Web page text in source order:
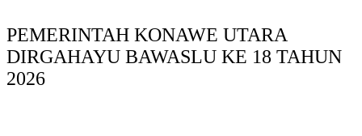
PEMERINTAH KONAWE UTARA
DIRGAHAYU BAWASLU KE 18 TAHUN
2026